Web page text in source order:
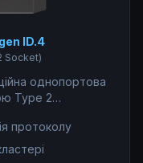
ID.4
Socket)
однопортова
Type 2
зарядна
кластер до 7
протоколу